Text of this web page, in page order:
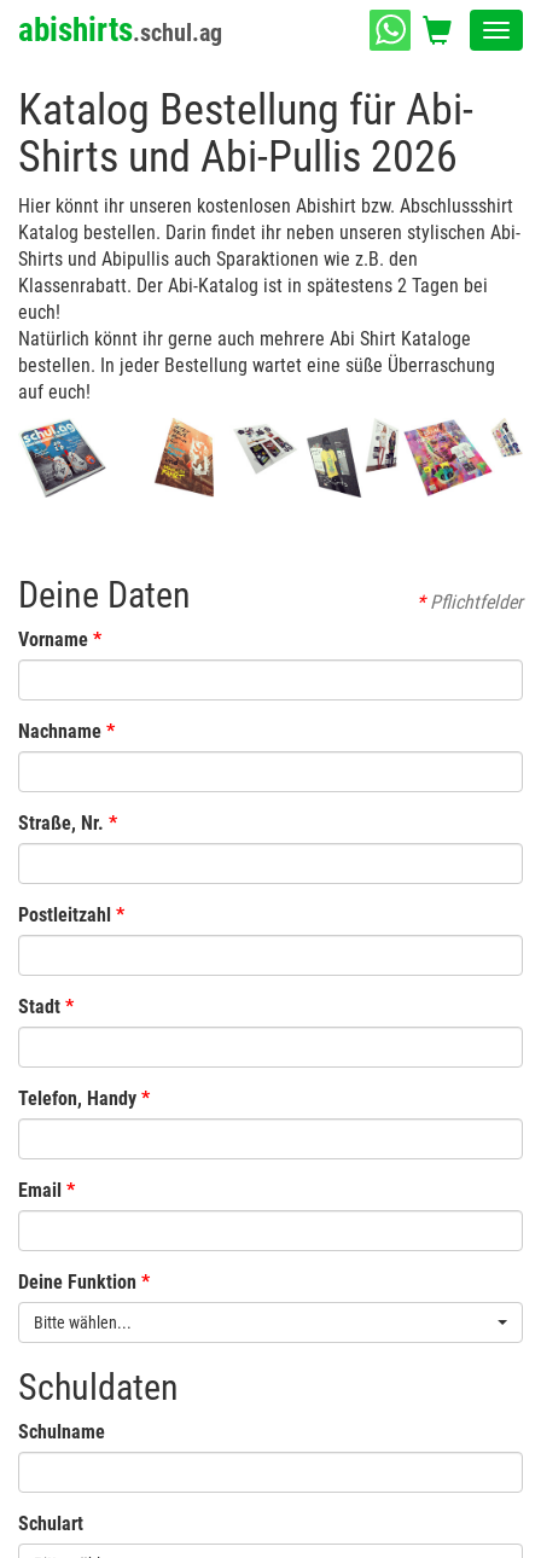
abishirts.schul.ag
Katalog Bestellung für Abi-
Shirts und Abi-Pullis 2026
Hier könnt ihr unseren kostenlosen Abishirt bzw. Abschlussshirt
Katalog bestellen. Darin findet ihr neben unseren stylischen Abi-
Shirts und Abipullis auch Sparaktionen wie z.B. den
Klassenrabatt. Der Abi-Katalog ist in spätestens 2 Tagen bei
euch!
Natürlich könnt ihr gerne auch mehrere Abi Shirt Kataloge
bestellen. In jeder Bestellung wartet eine süße Überraschung
auf euch!
Deine Daten *Pflichtfelder
Vorname
Nachname
Straße, Nr.
Postleitzahl
Stadt
Telefon, Handy
Email
Deine Funktion
Bitte wählen...
Schuldaten
Schulname
Schulart